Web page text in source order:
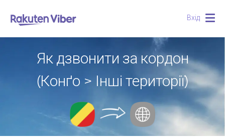
Вхід
Як дзвонити за кордон
(Конґо > Інші території)